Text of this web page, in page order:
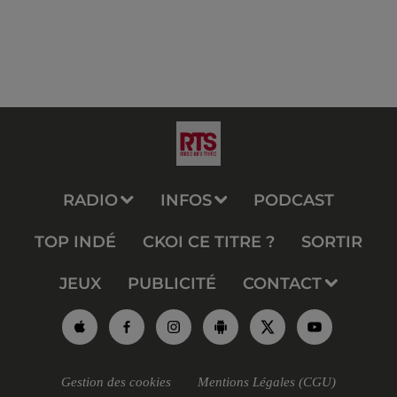
RADIO INFOS PODCAST
TOP INDÉ CKOI CE TITRE ? SORTIR
JEUX PUBLICITÉ CONTACT
Gestion des cookies Mentions Légales (CGU)